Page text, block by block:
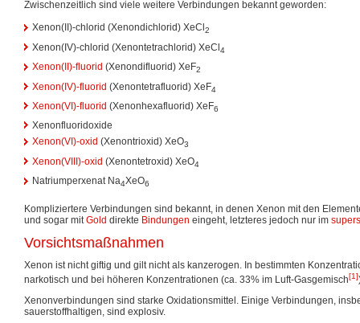
Zwischenzeitlich sind viele weitere Verbindungen bekannt geworden:
Xenon(II)-chlorid (Xenondichlorid) XeCl 2
Xenon(IV)-chlorid (Xenontetrachlorid) XeCl4
Xenon(II)-fluorid (Xenondifluorid) XeF2
Xenon(IV)-fluorid (Xenontetrafluorid) XeF4
Xenon(VI)-fluorid (Xenonhexafluorid) XeF6
Xenonfluoridoxide
Xenon(VI)-oxid (Xenontrioxid) XeO3
Xenon(VIII)-oxid (Xenontetroxid) XeO4
Natriumperxenat Na4XeO6
Kompliziertere Verbindungen sind bekannt, in denen Xenon mit den
und sogar mit Gold direkte Bindungen eingeht, letzteres jedoch nur im
Vorsichtsmaßnahmen
Xenon ist nicht giftig und gilt nicht als kanzerogen. In bestimmten
narkotisch und bei höheren Konzentrationen (ca. 33% im Luft-Gasgemisch[1]
Xenonverbindungen sind starke Oxidationsmittel. Einige Verbindungen,
sauerstoffhaltigen, sind explosiv.